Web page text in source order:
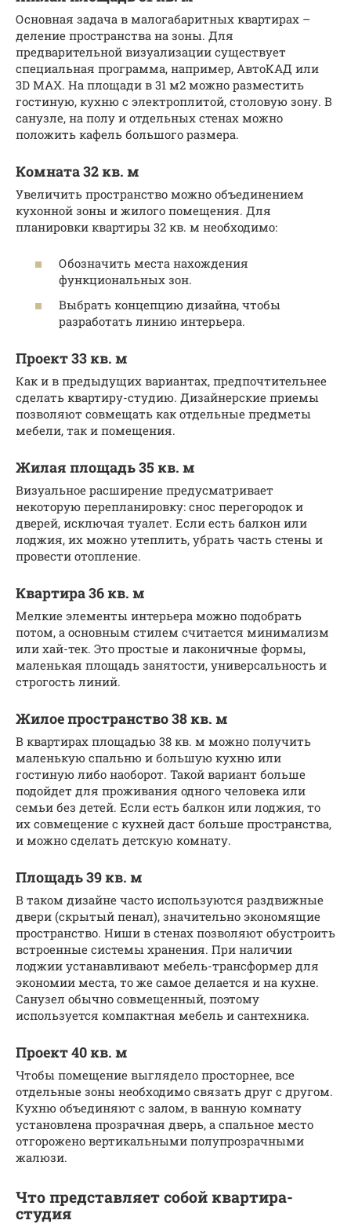
Основная задача в малогабаритных квартирах –
деление пространства на зоны. Для
предварительной визуализации существует
специальная программа, например, АвтоКАД или
3D MAX. На площади в 31 м2 можно разместить
гостиную, кухню с электроплитой, столовую зону. В
санузле, на полу и отдельных стенах можно
положить кафель большого размера.
Комната 32 кв. м
Увеличить пространство можно объединением
кухонной зоны и жилого помещения. Для
планировки квартиры 32 кв. м необходимо:
Обозначить места нахождения
функциональных зон.
Выбрать концепцию дизайна, чтобы
разработать линию интерьера.
Проект 33 кв. м
Как и в предыдущих вариантах, предпочтительнее
сделать квартиру-студию. Дизайнерские приемы
позволяют совмещать как отдельные предметы
мебели, так и помещения.
Жилая площадь 35 кв. м
Визуальное расширение предусматривает
некоторую перепланировку: снос перегородок и
дверей, исключая туалет. Если есть балкон или
лоджия, их можно утеплить, убрать часть стены и
провести отопление.
Квартира 36 кв. м
Мелкие элементы интерьера можно подобрать
потом, а основным стилем считается минимализм
или хай-тек. Это простые и лаконичные формы,
маленькая площадь занятости, универсальность и
строгость линий.
Жилое пространство 38 кв. м
В квартирах площадью 38 кв. м можно получить
маленькую спальню и большую кухню или
гостиную либо наоборот. Такой вариант больше
подойдет для проживания одного человека или
семьи без детей. Если есть балкон или лоджия, то
их совмещение с кухней даст больше пространства,
и можно сделать детскую комнату.
Площадь 39 кв. м
В таком дизайне часто используются раздвижные
двери (скрытый пенал), значительно экономящие
пространство. Ниши в стенах позволяют обустроить
встроенные системы хранения. При наличии
лоджии устанавливают мебель-трансформер для
экономии места, то же самое делается и на кухне.
Санузел обычно совмещенный, поэтому
используется компактная мебель и сантехника.
Проект 40 кв. м
Чтобы помещение выглядело просторнее, все
отдельные зоны необходимо связать друг с другом.
Кухню объединяют с залом, в ванную комнату
установлена прозрачная дверь, а спальное место
отгорожено вертикальными полупрозрачными
жалюзи.
Что представляет собой квартира-
студия